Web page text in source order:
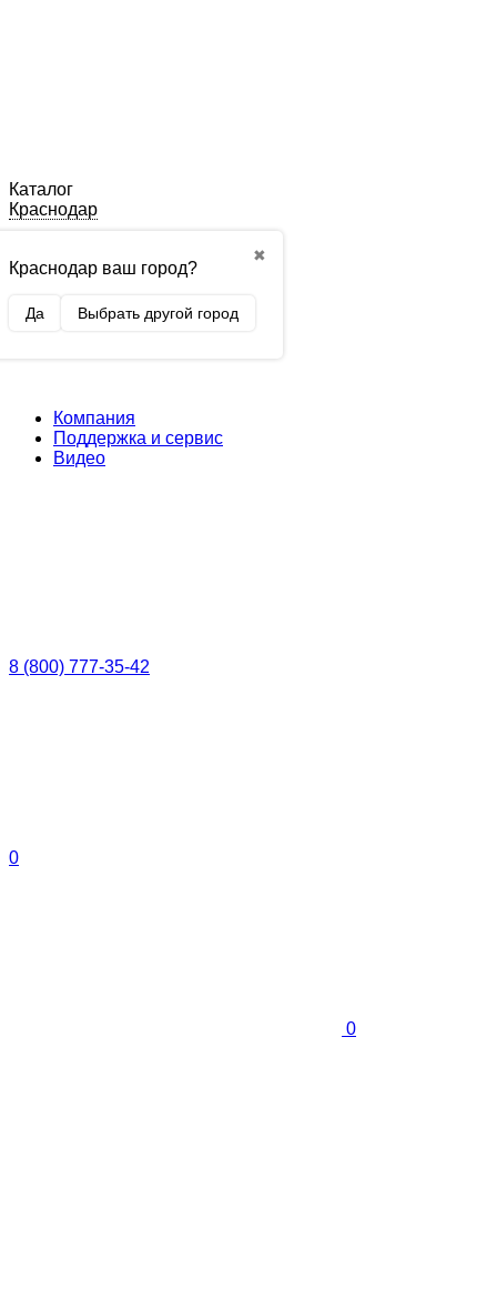
Каталог
Краснодар
✖
Краснодар ваш город?
Да Выбрать другой город
Компания
Поддержка и сервис
Видео
8 (800) 777-35-42
0
0